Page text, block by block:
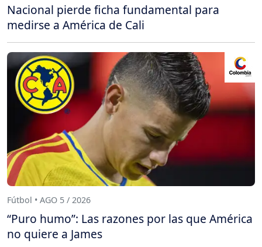
Nacional pierde ficha fundamental para
medirse a América de Cali
Fútbol • AGO 5 / 2026
“Puro humo”: Las razones por las que América
no quiere a James